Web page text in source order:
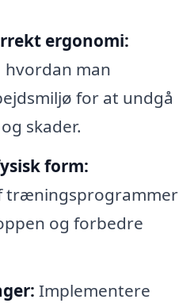
ergonomi:
hvordan man
for at undgå
skader.
form:
træningsprogrammer
og forbedre
Implementere